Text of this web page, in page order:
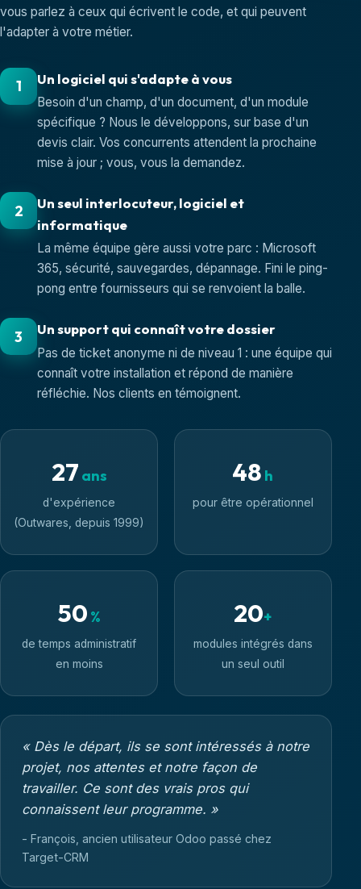
vous parlez à ceux qui écrivent le code, et qui peuvent
l'adapter à votre métier.
1 Un logiciel qui s'adapte à vous
Besoin d'un champ, d'un document, d'un module
spécifique ? Nous le développons, sur base d'un
devis clair. Vos concurrents attendent la prochaine
mise à jour ; vous, vous la demandez.
2
Un seul interlocuteur, logiciel et
informatique
La même équipe gère aussi votre parc : Microsoft
365, sécurité, sauvegardes, dépannage. Fini le ping-
pong entre fournisseurs qui se renvoient la balle.
3 Un support qui connaît votre dossier
Pas de ticket anonyme ni de niveau 1 : une équipe qui
connaît votre installation et répond de manière
réfléchie. Nos clients en témoignent.
27 ans
d'expérience
(Outwares, depuis 1999)
48 h
pour être opérationnel
50 %
de temps administratif
en moins
20+
modules intégrés dans
un seul outil
« Dès le départ, ils se sont intéressés à notre
projet, nos attentes et notre façon de
travailler. Ce sont des vrais pros qui
connaissent leur programme. »
- François, ancien utilisateur Odoo passé chez
Target-CRM